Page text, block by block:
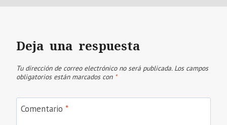
Deja una respuesta
Tu dirección de correo electrónico no será publicada. Los campos
obligatorios están marcados con *
Comentario *